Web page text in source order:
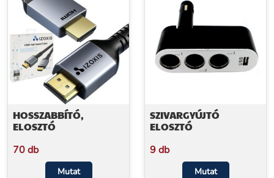
HOSSZABBÍTÓ,
ELOSZTÓ
70 db
Mutat
SZIVARGYÚJTÓ
ELOSZTÓ
9 db
Mutat